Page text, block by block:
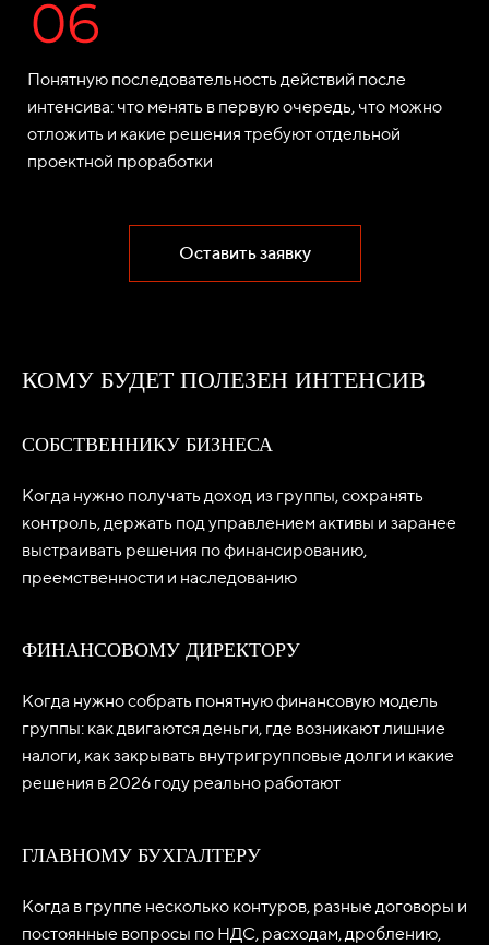
Понятную последовательность действий после
интенсива: что менять в первую очередь, что можно
отложить и какие решения требуют отдельной
проектной проработки
Оставить заявку
КОМУ БУДЕТ ПОЛЕЗЕН ИНТЕНСИВ
СОБСТВЕННИКУ БИЗНЕСА
Когда нужно получать доход из группы, сохранять
контроль, держать под управлением активы и заранее
выстраивать решения по финансированию,
преемственности и наследованию
ФИНАНСОВОМУ ДИРЕКТОРУ
Когда нужно собрать понятную финансовую модель
группы: как двигаются деньги, где возникают лишние
налоги, как закрывать внутригрупповые долги и какие
решения в 2026 году реально работают
ГЛАВНОМУ БУХГАЛТЕРУ
Когда в группе несколько контуров, разные договоры и
постоянные вопросы по НДС, расходам, дроблению,